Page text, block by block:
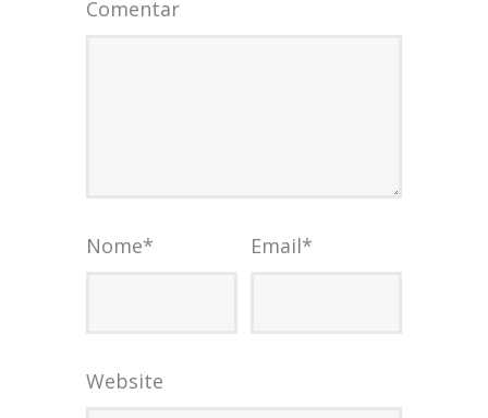
Comentar
Nome* Email*
Website